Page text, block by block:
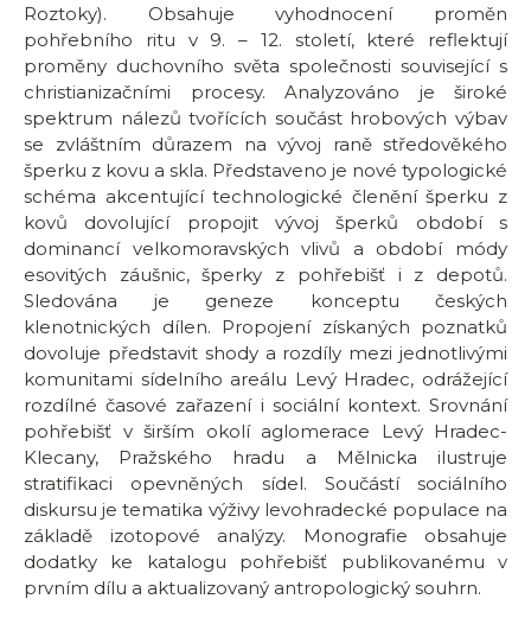
Roztoky). Obsahuje vyhodnocení proměn
pohřebního ritu v 9. – 12. století, které reflektují
proměny duchovního světa společnosti související s
christianizačními procesy. Analyzováno je široké
spektrum nálezů tvořících součást hrobových výbav
se zvláštním důrazem na vývoj raně středověkého
šperku z kovu a skla. Představeno je nové typologické
schéma akcentující technologické členění šperku z
kovů dovolující propojit vývoj šperků období s
dominancí velkomoravských vlivů a období módy
esovitých záušnic, šperky z pohřebišť i z depotů.
Sledována je geneze konceptu českých
klenotnických dílen. Propojení získaných poznatků
dovoluje představit shody a rozdíly mezi jednotlivými
komunitami sídelního areálu Levý Hradec, odrážející
rozdílné časové zařazení i sociální kontext. Srovnání
pohřebišť v širším okolí aglomerace Levý Hradec-
Klecany, Pražského hradu a Mělnicka ilustruje
stratifikaci opevněných sídel. Součástí sociálního
diskursu je tematika výživy levohradecké populace na
základě izotopové analýzy. Monografie obsahuje
dodatky ke katalogu pohřebišť publikovanému v
prvním dílu a aktualizovaný antropologický souhrn.